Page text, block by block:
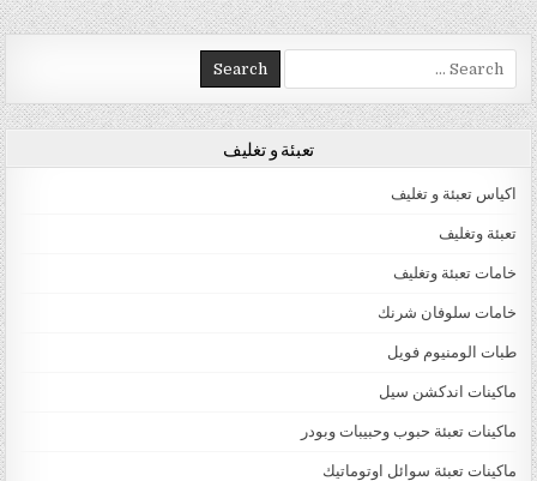
Search for:
تعبئة و تغليف
اكياس تعبئة و تغليف
تعبئة وتغليف
خامات تعبئة وتغليف
خامات سلوفان شرنك
طبات الومنيوم فويل
ماكينات اندكشن سيل
ماكينات تعبئة حبوب وحبيبات وبودر
ماكينات تعبئة سوائل اوتوماتيك